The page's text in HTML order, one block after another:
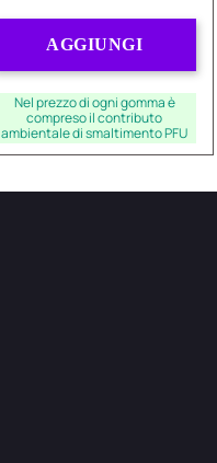
AGGIUNGI
Nel prezzo di ogni gomma è
compreso il contributo
ambientale di smaltimento PFU